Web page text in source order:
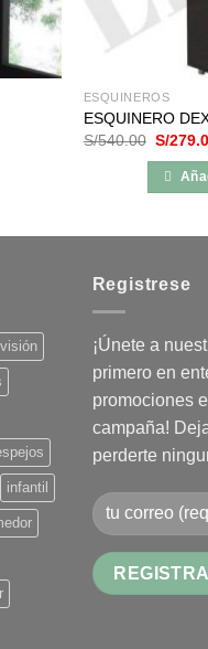
ESQUINEROS
ESQUINERO
S/540.00 El
original
era:
S/
infantil
Registrese
¡Únete a
primero en
promociones
campaña!
perderte